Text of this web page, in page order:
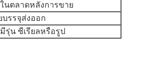
นตลาดหลังการขาย
บรรจุส่งออก
รุ่น ซีเรียลหรือรูป